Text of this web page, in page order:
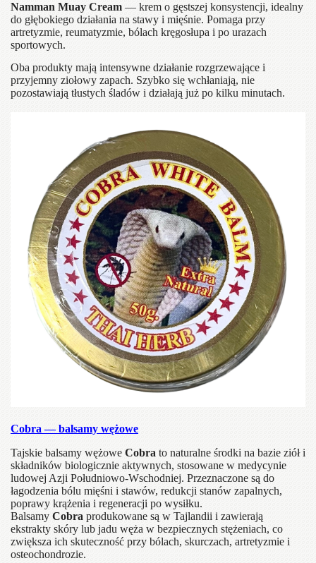
Namman Muay Cream — krem o gęstszej konsystencji, idealny
do głębokiego działania na stawy i mięśnie. Pomaga przy
artretyzmie, reumatyzmie, bólach kręgosłupa i po urazach
sportowych.
Oba produkty mają intensywne działanie rozgrzewające i
przyjemny ziołowy zapach. Szybko się wchłaniają, nie
pozostawiają tłustych śladów i działają już po kilku minutach.
Cobra — balsamy wężowe
Tajskie balsamy wężowe Cobra to naturalne środki na bazie ziół i
składników biologicznie aktywnych, stosowane w medycynie
ludowej Azji Południowo-Wschodniej. Przeznaczone są do
łagodzenia bólu mięśni i stawów, redukcji stanów zapalnych,
poprawy krążenia i regeneracji po wysiłku.
Balsamy Cobra produkowane są w Tajlandii i zawierają
ekstrakty skóry lub jadu węża w bezpiecznych stężeniach, co
zwiększa ich skuteczność przy bólach, skurczach, artretyzmie i
osteochondrozie.